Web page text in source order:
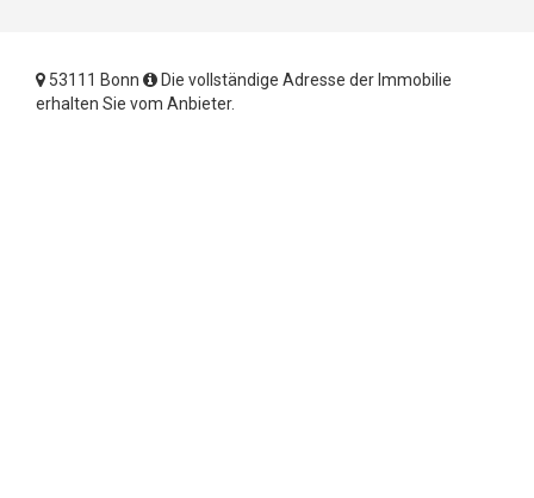
53111 Bonn
Die vollständige Adresse der Immobilie
erhalten Sie vom Anbieter.